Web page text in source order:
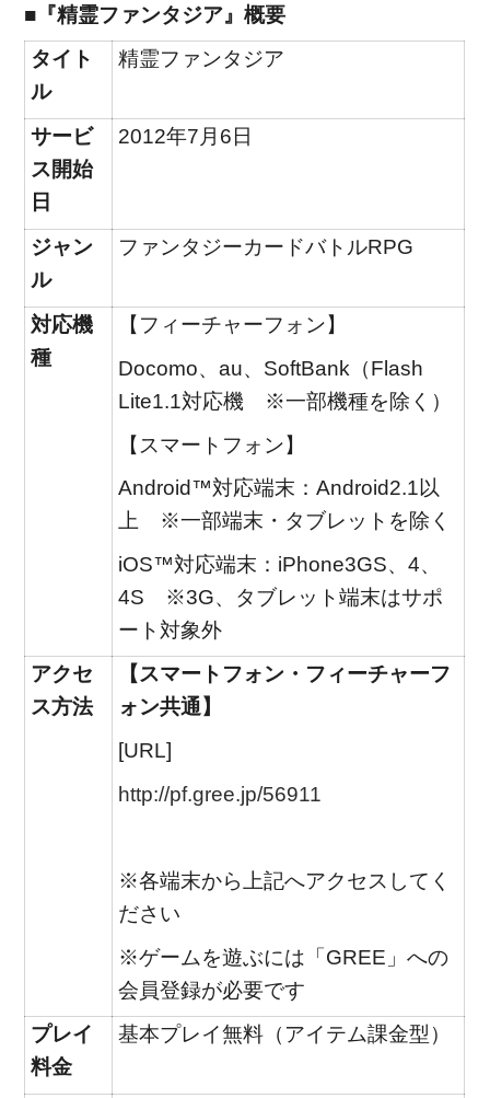
■『精霊ファンタジア』概要
タイト
ル
精霊ファンタジア
サービ
ス開始
日
2012年7月6日
ジャン
ル
ファンタジーカードバトルRPG
対応機
種
【フィーチャーフォン】
Docomo、au、SoftBank（Flash
Lite1.1対応機 ※一部機種を除く）
【スマートフォン】
Android™対応端末：Android2.1以
上 ※一部端末・タブレットを除く
iOS™対応端末：iPhone3GS、4、
4S ※3G、タブレット端末はサポ
ート対象外
アクセ
ス方法
【スマートフォン・フィーチャーフ
ォン共通】
[URL]
http://pf.gree.jp/56911
※各端末から上記へアクセスしてく
ださい
※ゲームを遊ぶには「GREE」への
会員登録が必要です
プレイ
料金
基本プレイ無料（アイテム課金型）